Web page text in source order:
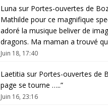
Luna sur Portes-ouvertes de
Mathilde pour ce magnifique
adoré la musique beliver de
dragons. Ma maman a trouvé
Juin 18, 17:40
Laetitia sur Portes-ouvertes de
page se tourne …..”
Juin 16, 23:16